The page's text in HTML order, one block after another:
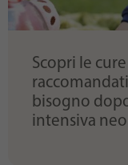
Scopri le
bisogno
intensiva